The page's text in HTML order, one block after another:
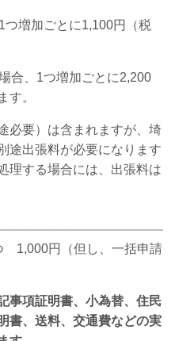
増加ごとに1,100円（税
合、1つ増加ごとに2,200
す。
必要）は含まれますが、埼
途出張料が必要になります
理する場合には、出張料は
円（但し、一括申請
事項証明書、 小為替、 住民
書、 送料、交通費などの実